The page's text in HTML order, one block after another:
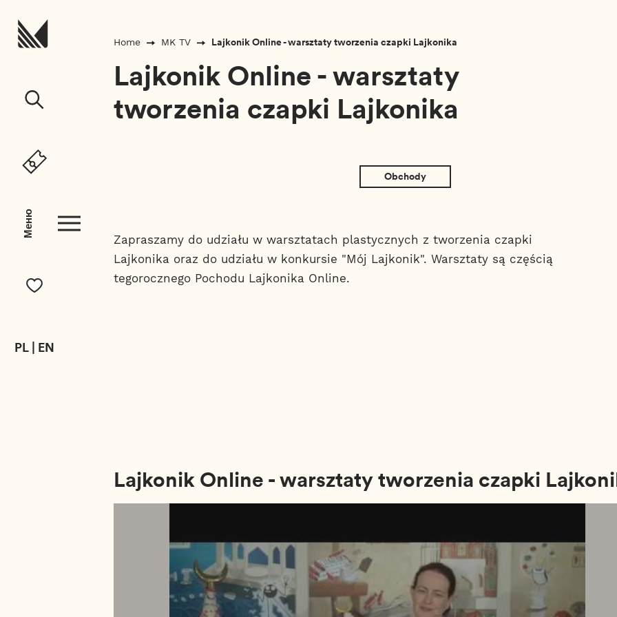
Меню
PL| EN
Home MK TV Lajkonik Online - warsztaty tworzenia czapki Lajkonika
Lajkonik Online - warsztaty
tworzenia czapki Lajkonika
Obchody
Zapraszamy do udziału w warsztatach plastycznych z tworzenia czapki
Lajkonika oraz do udziału w konkursie "Mój Lajkonik". Warsztaty są częścią
tegorocznego Pochodu Lajkonika Online.
Lajkonik Online - warsztaty tworzenia czapki